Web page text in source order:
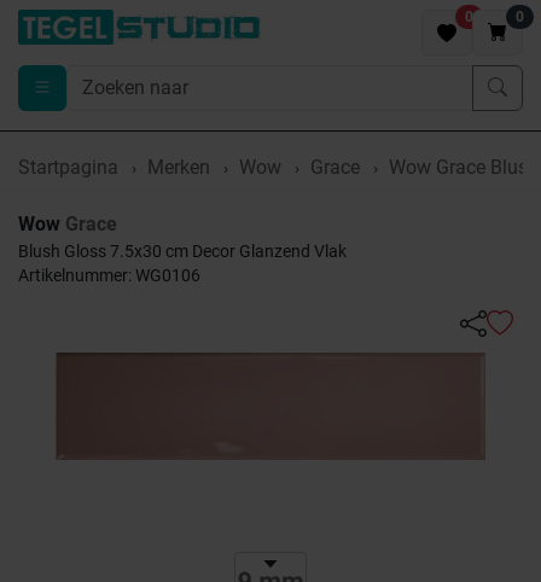
0 0
Startpagina Merken Wow Grace Wow Grace
Wow Grace
Blush Gloss 7.5x30 cm Decor Glanzend Vlak
Artikelnummer: WG0106